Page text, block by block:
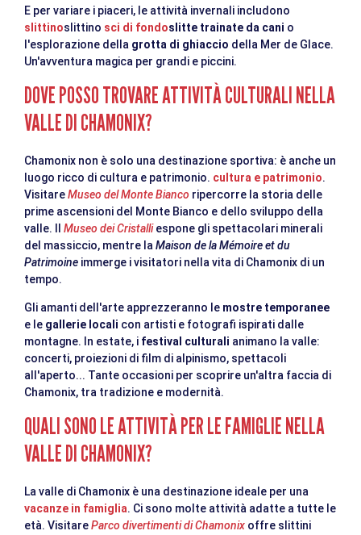
E per variare i piaceri, le attività invernali includono
slittinoslittino sci di fondoslitte trainate da cani o
l'esplorazione della grotta di ghiaccio della Mer de Glace.
Un'avventura magica per grandi e piccini.
DOVE POSSO TROVARE ATTIVITÀ CULTURALI NELLA
VALLE DI CHAMONIX?
Chamonix non è solo una destinazione sportiva: è anche un
luogo ricco di cultura e patrimonio. cultura e patrimonio.
VisitareMuseo del Monte Bianco ripercorre la storia delle
prime ascensioni del Monte Bianco e dello sviluppo della
valle. Il Museo dei Cristalliespone gli spettacolari minerali
del massiccio, mentre laMaison de la Mémoire et du
Patrimoine immerge i visitatori nella vita di Chamonix di un
tempo.
Gli amanti dell'arte apprezzeranno le mostre temporanee
e le gallerie locali con artisti e fotografi ispirati dalle
montagne. In estate, i festival culturali animano la valle:
concerti, proiezioni di film di alpinismo, spettacoli
all'aperto... Tante occasioni per scoprire un'altra faccia di
Chamonix, tra tradizione e modernità.
QUALI SONO LE ATTIVITÀ PER LE FAMIGLIE NELLA
VALLE DI CHAMONIX?
La valle di Chamonix è una destinazione ideale per una
vacanze in famiglia. Ci sono molte attività adatte a tutte le
età. VisitareParco divertimenti di Chamonix offre slittini